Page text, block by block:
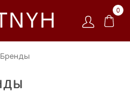
0
Бренды